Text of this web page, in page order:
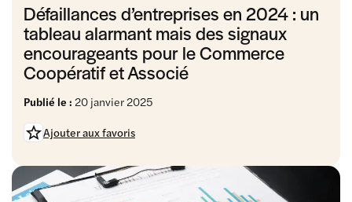
Défaillances d’entreprises en 2024 : un
tableau alarmant mais des signaux
encourageants pour le Commerce
Coopératif et Associé
Publié le : 20 janvier 2025
Ajouter aux favoris